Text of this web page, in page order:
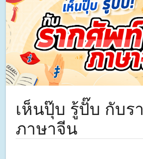
เห็นปุ๊บ รู้ปั๊บ กับร
ภาษาจีน